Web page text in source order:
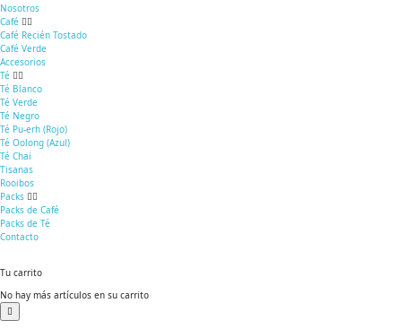
Nosotros
Café
Café Recién Tostado
Café Verde
Accesorios
Té
Té Blanco
Té Verde
Té Negro
Té Pu-erh (Rojo)
Té Oolong (Azul)
Té Chai
Tisanas
Rooibos
Packs
Packs de Café
Packs de Té
Contacto
Tu carrito
No hay más artículos en su carrito